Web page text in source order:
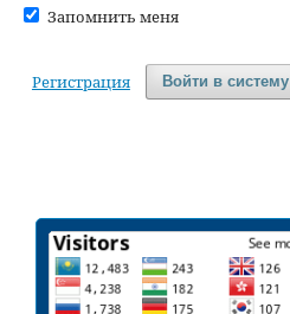
Запомнить меня
Войти в систему
Регистрация